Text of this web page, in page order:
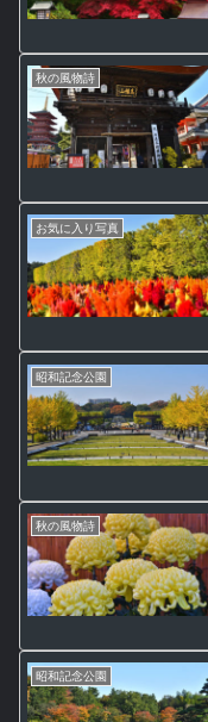
秋の風物詩
お気に入り写真
昭和記念公園
秋の風物詩
昭和記念公園